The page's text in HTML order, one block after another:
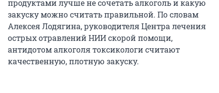
продуктами лучше не сочетать алкоголь и какую
закуску можно считать правильной. По словам
Алексея Лодягина, руководителя Центра лечения
острых отравлений НИИ скорой помощи,
антидотом алкоголя токсикологи считают
качественную, плотную закуску.